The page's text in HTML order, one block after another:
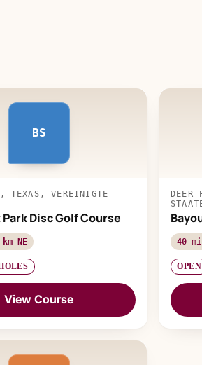
BS
TEXAS, VEREINIGTE
Disc Golf Course
NE
View Course
DEER
40
OPEN